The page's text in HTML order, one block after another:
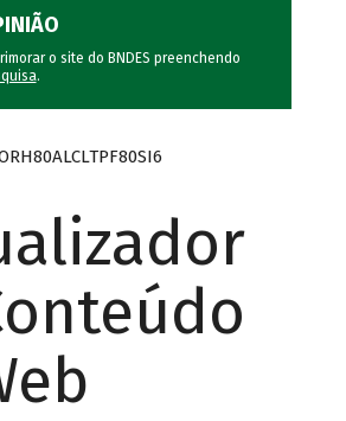
o site do BNDES preenchendo
.